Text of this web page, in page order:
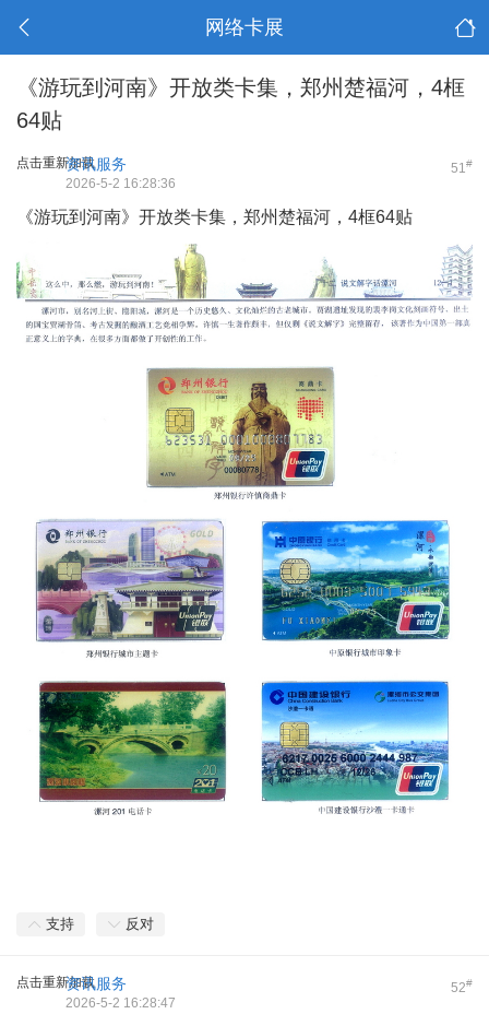
网络卡展
《游玩到河南》开放类卡集，郑州楚福河，4框
64贴
点击重新加载 51#
资讯服务
2026-5-2 16:28:36
《游玩到河南》开放类卡集，郑州楚福河，4框64贴
支持 反对
点击重新加载 52#
资讯服务
2026-5-2 16:28:47